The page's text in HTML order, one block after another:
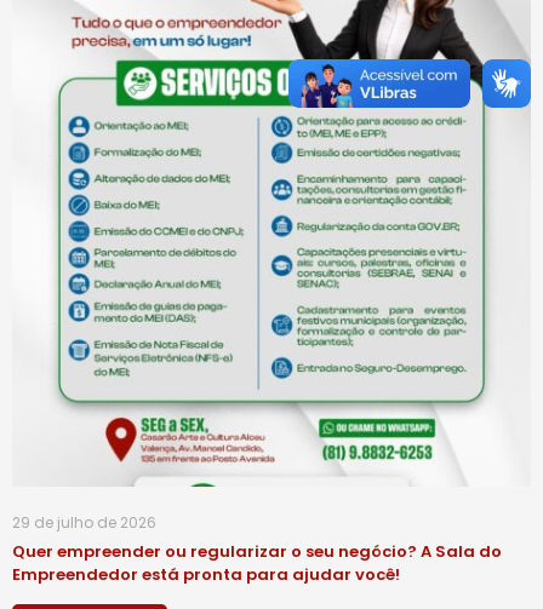
29 de julho de 2026
Quer empreender ou regularizar o seu negócio? A Sala do
Empreendedor está pronta para ajudar você!